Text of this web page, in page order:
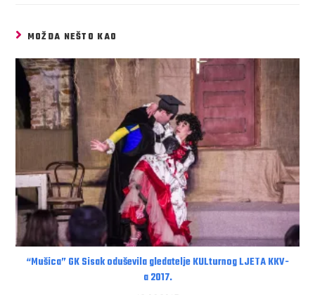
MOŽDA NEŠTO KAO
“Mušica” GK Sisak oduševila gledatelje KULturnog LJETA KKV-
a 2017.